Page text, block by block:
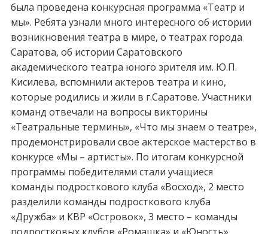
была проведена конкурсная программа «Театр и
мы». Ребята узнали много интересного об истории
возникновения театра в мире, о театрах города
Саратова, об истории Саратовского
академического театра юного зрителя им. Ю.П.
Кисилева, вспомнили актеров театра и кино,
которые родились и жили в г.Саратове. Участники
команд отвечали на вопросы викторины
«Театральные термины», «Что мы знаем о театре»,
продемонстрировали свое актерское мастерство в
конкурсе «Мы – артисты». По итогам конкурсной
программы победителями стали учащиеся
команды подросткового клуба «Восход», 2 место
разделили команды подросткового клуба
«Дружба» и КВР «Островок», 3 место – команды